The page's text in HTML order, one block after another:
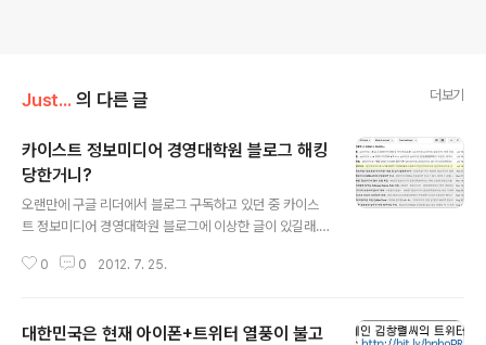
Just... 의 다른 글 더보기
카이스트 정보미디어 경영대학원 블로그 해킹
당한거니?
오랜만에 구글 리더에서 블로그 구독하고 있던 중 카이스
트 정보미디어 경영대학원 블로그에 이상한 글이 있길래..
해킹? 당하는거 처음 보게 됨 ㅋㅋ http://itmedia.kaist.
0 0 2012. 7. 25.
대한민국은 현재 아이폰+트위터 열풍이 불고